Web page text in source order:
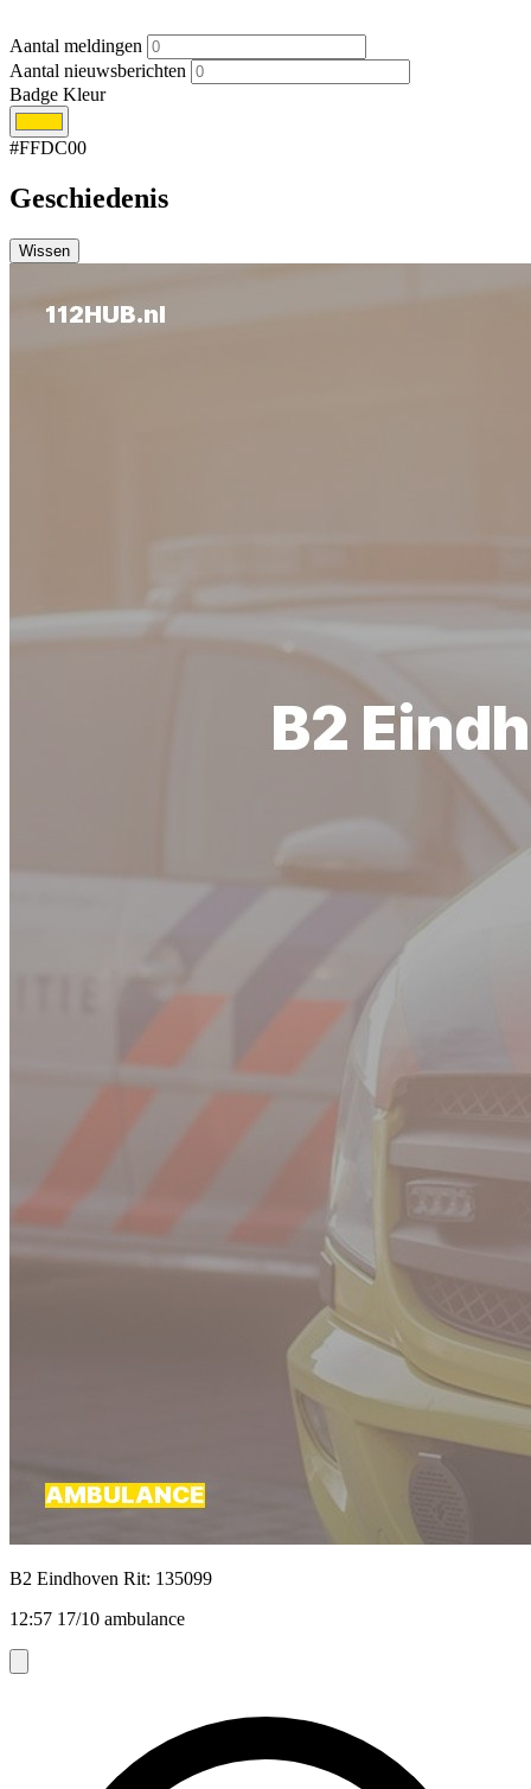
Aantal meldingen
Aantal nieuwsberichten
Badge Kleur
#FFDC00
Geschiedenis
Wissen
B2 Eindhoven Rit: 135099
12:57 17/10 ambulance